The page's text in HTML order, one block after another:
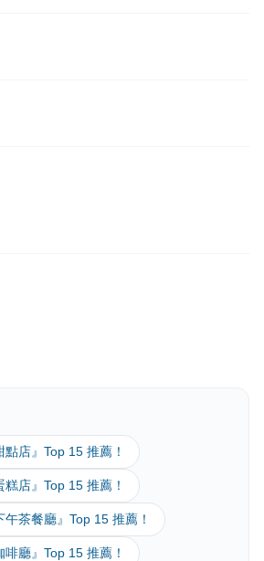
店』Top 15 推薦！
店』Top 15 推薦！
茶餐廳』Top 15 推薦！
廳』Top 15 推薦！